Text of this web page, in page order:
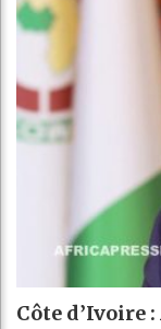
Côte d’Ivoire